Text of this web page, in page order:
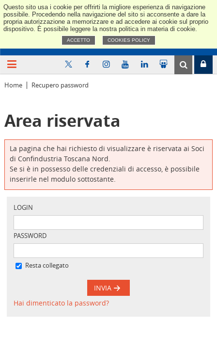
Questo sito usa i cookie per offrirti la migliore esperienza di navigazione
possibile. Procedendo nella navigazione del sito si acconsente a dare la
propria autorizzazione a memorizzare e ad accedere ai cookie sul proprio
dispositivo. È possibile leggere la nostra politica in materia di cookie.
ACCETTO COOKIES POLICY
Home Recupero password
Area riservata
La pagina che hai richiesto di visualizzare è riservata ai Soci
di Confindustria Toscana Nord.
Se si è in possesso delle credenziali di accesso, è possibile
inserirle nel modulo sottostante.
LOGIN
PASSWORD
Resta collegato
INVIA
Hai dimenticato la password?